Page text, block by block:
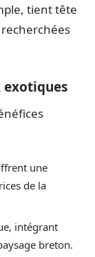
tient tête
exotiques
une
de la
intégrant
breton.